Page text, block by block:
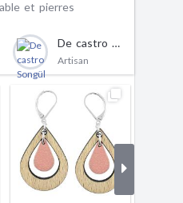
et pierres
De castro Songül
Artisan